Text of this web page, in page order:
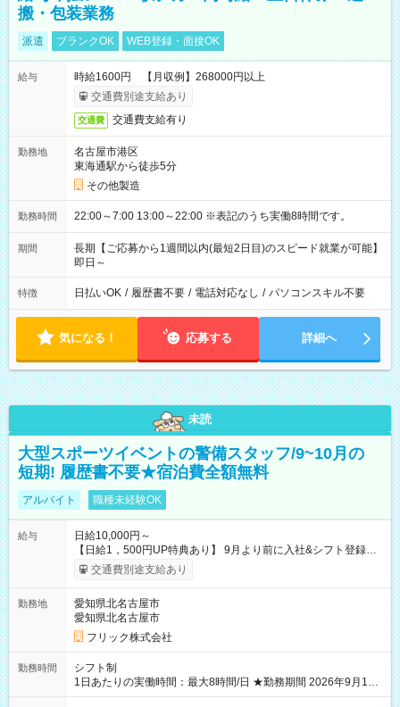
搬・包装業務
派遣 ブランクOK WEB登録・面接OK
給与
時給1600円 【月収例】268000円以上
交通費別途支給あり
交通費 交通費支給有り
勤務地
名古屋市港区
東海通駅から徒歩5分
その他製造
勤務時間 22:00～7:00 13:00～22:00 ※表記のうち実働8時間です。
期間
長期【ご応募から1週間以内(最短2日目)のスピード就業が可能】
即日～
特徴 日払いOK / 履歴書不要 / 電話対応なし / パソコンスキル不要
気になる！ 応募する 詳細へ
未読
大型スポーツイベントの警備スタッフ/9~10月の
短期! 履歴書不要★宿泊費全額無料
アルバイト 職種未経験OK
給与
日給10,000円～
【日給1，500円UP特典あり】 9月より前に入社&シフト登録す
ると 期間中(9/16~10/23) の日給がUP! 日給1万1500円でしっか
り稼げます♪ 【試用期間】試用期間なし
交通費別途支給あり
勤務地
愛知県北名古屋市
愛知県北名古屋市
フリック株式会社
勤務時間
シフト制
1日あたりの実働時間：最大8時間/日 ★勤務期間 2026年9月16
日~2026年10月23日 短期勤務OK! 期間中フル勤務できる方優遇